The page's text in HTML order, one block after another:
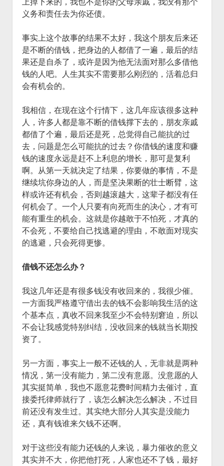
义务和责任去为你还债。
事实上这个故事的结果不太好，我这个朋友后来还
是不断的借钱，把身边的人都借了一遍，最后的结
果还是自杀了，或许是因为他无法面对那么多借他
钱的人吧。人生其实不需要那么刚烈的，活着总归
会有机会的。
我相信，在现在这个行情下，这几年应该很多这种
人，许多人都是靠不断的借钱撑下去的，朋友亲戚
都借了个遍，最后还是死，总觉得自己能抗的过
去，问题是怎么可能抗的过去？你借钱的速度和赚
钱的速度永远是赶不上利息的增长，那可是复利
啊。从第一天就决定了结果，你要做的事情，不是
继续坑你身边的人，而是坚决果断的壮士断臂，这
样或许还有机会，否则越滚越大，这辈子都没有任
何机会了。一个人只要有向死而生的决心，才有可
能有重生的机会。这就是你越敢于不怕死，才真的
不会死，不要给自己找逃避的理由，不敢面对现实
的逃避，只会死得更惨。
借钱不还怎么办？
我这几年还是有很多钱没有收回来的，我很少催。
一方面我严格遵守借出去的钱不会影响我生活的这
个基本点，真收不回来我至少不会特别窘迫，所以
不会让我感觉特别纠结，没收回来的钱就当长期投
资了。
另一方面，事实上一般不还钱的人，无非就是两种
情况，第一没有能力，第二没有意愿。没意愿的人
其实挺简单，我也不愿意花费时间精力去催讨，直
接委托律师就行了，该怎么解决怎么解决，不过目
前还没有发生过。其实绝大部分人其实是没能力
还，真有钱谁来欠钱不还啊。
对于这些没有能力还钱的人来说，暴力催收的意义
其实并不大，你把他打死，人家也还不了钱，最好